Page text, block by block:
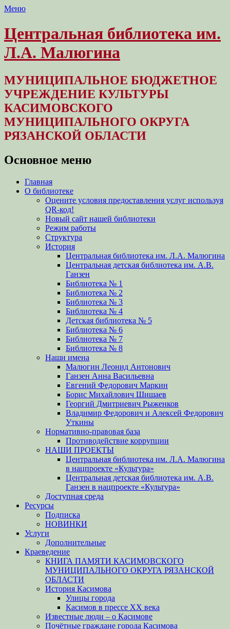
Меню
Центральная библиотека им.
Л.А. Малюгина
МУНИЦИПАЛЬНОЕ БЮДЖЕТНОЕ
УЧРЕЖДЕНИЕ КУЛЬТУРЫ
КАСИМОВСКОГО
МУНИЦИПАЛЬНОГО ОКРУГА
РЯЗАНСКОЙ ОБЛАСТИ
Основное меню
Перейти
содержимому
Главная
О библиотеке
Оцените условия предоставления услуг используя
QR-код!
Новый сайт нашей библиотеки
Режим работы
Структура
История
Центральная библиотека им. Л.А. Малюгина
Центральная детская библиотека им. А.В.
Ганзен
Библиотека № 1
Библиотека № 2
Библиотека № 3
Библиотека № 4
Детская библиотека № 5
Библиотека № 6
Библиотека № 7
Библиотека № 8
Наши имена
Малюгин Леонид Антонович
Ганзен Анна Васильевна
Евгений Федорович Маркин
Борис Михайлович Шишаев
Георгий Дмитриевич Рыженков
Владимир Федорович и Алексей Федорович
Уткины
Нормативно-правовая база
Противодействие коррупции
НАШИ ПРОЕКТЫ
Центральная библиотека им. Л.А. Малюгина
в нацпроекте «Культура»
Центральная детская библиотека им. А.В.
Ганзен в нацпроекте «Культура»
Доступная среда
Ресурсы
Подписка
НОВИНКИ
Услуги
Дополнительные
Краеведение
КНИГА ПАМЯТИ КАСИМОВСКОГО
МУНИЦИПАЛЬНОГО ОКРУГА РЯЗАНСКОЙ
ОБЛАСТИ
История Касимова
Улицы города
Касимов в прессе XX века
Известные люди – о Касимове
Почётные граждане города Касимова